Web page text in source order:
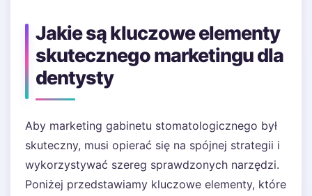
Jakie są kluczowe elementy
skutecznego marketingu dla
dentysty
Aby marketing gabinetu stomatologicznego był
skuteczny, musi opierać się na spójnej strategii i
wykorzystywać szereg sprawdzonych narzędzi.
Poniżej przedstawiamy kluczowe elementy, które